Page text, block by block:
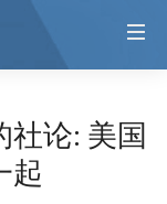
社论: 美国
起